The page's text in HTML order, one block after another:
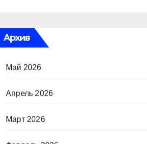
Архив
Май 2026
Апрель 2026
Март 2026